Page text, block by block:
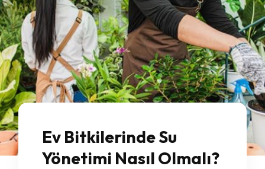
Ev Bitkilerinde Su
Yönetimi Nasıl Olmalı?